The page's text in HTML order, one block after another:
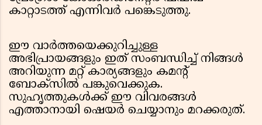
കാറ്റാടത്ത് എന്നിവർ പങ്കെടുത്തു.
ഈ വാർത്തയെക്കുറിച്ചുള്ള
അഭിപ്രായങ്ങളും ഇത് സംബന്ധിച്ച് നിങ്ങൾ
അറിയുന്ന മറ്റ് കാര്യങ്ങളും കമന്റ്
ബോക്സിൽ പങ്കുവെക്കുക.
സുഹൃത്തുകൾക്ക് ഈ വിവരങ്ങൾ
എത്താനായി ഷെയർ ചെയ്യാനും മറക്കരുത്.